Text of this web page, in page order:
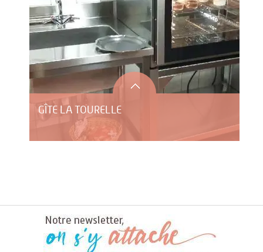
GÎTE LA TOURELLE